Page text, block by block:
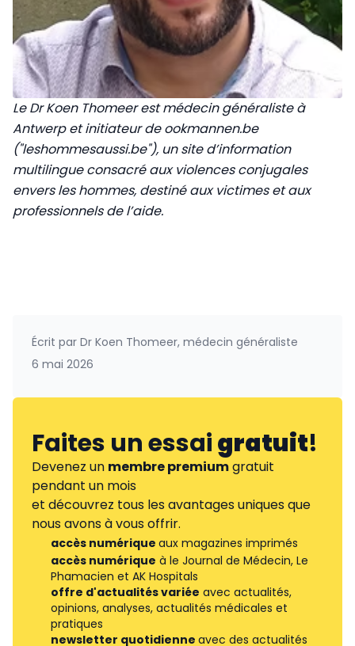
Le Dr Koen Thomeer est médecin généraliste à
Antwerp et initiateur de ookmannen.be
("leshommesaussi.be"), un site d’information
multilingue consacré aux violences conjugales
envers les hommes, destiné aux victimes et aux
professionnels de l’aide.
Écrit par Dr Koen Thomeer, médecin généraliste
6 mai 2026
Faites un essaigratuit!
Devenez un membre premiumgratuit
pendant un mois
et découvrez tous les avantages uniques que
nous avons à vous offrir.
accès numérique aux magazines imprimés
accès numérique à le Journal de Médecin, Le
Phamacien et AK Hospitals
offre d'actualités variée avec actualités,
opinions, analyses, actualités médicales et
pratiques
newsletter quotidienne avec des actualités